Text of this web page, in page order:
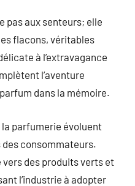
pas aux senteurs; elle
flacons, véritables
à l’extravagance
l’aventure
dans la mémoire.
la parfumerie évoluent
consommateurs.
des produits verts et
l’industrie à adopter